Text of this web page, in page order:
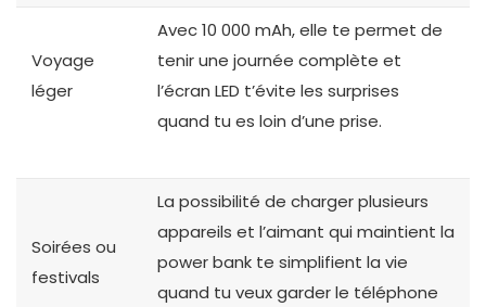
Voyage
léger
Avec 10 000 mAh, elle te permet de
tenir une journée complète et
l’écran LED t’évite les surprises
quand tu es loin d’une prise.
Soirées ou
festivals
La possibilité de charger plusieurs
appareils et l’aimant qui maintient la
power bank te simplifient la vie
quand tu veux garder le téléphone